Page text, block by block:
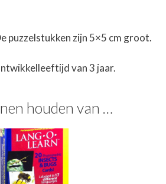
puzzelstukken zijn 5×5 cm groot.
van 3 jaar.
houden van …